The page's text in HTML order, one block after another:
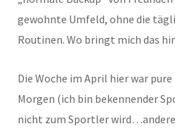
gewohnte Umfeld, ohne die
Routinen. Wo bringt mich das
Die Woche im April hier war
Morgen (ich bin bekennender
nicht zum Sportler